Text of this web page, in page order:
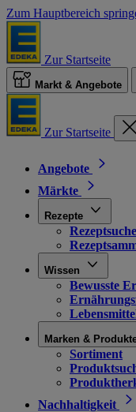
Zum Hauptbereich
Zur Startseite
Markt & Angebote
Zur Startseite
Angebote
Märkte
Rezepte
Rezeptsuche
Wissen
Bewusste
Marken &
Sortiment
Nachhaltigkeit